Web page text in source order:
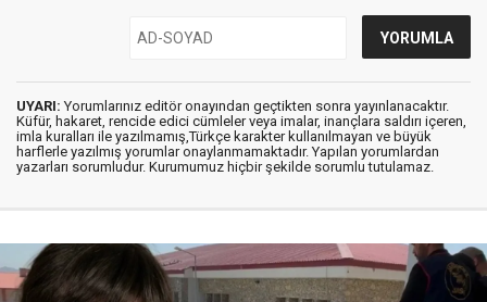
UYARI: Yorumlarınız editör onayından geçtikten sonra yayınlanacaktır.
Küfür, hakaret, rencide edici cümleler veya imalar, inançlara saldırı içeren,
imla kuralları ile yazılmamış,Türkçe karakter kullanılmayan ve büyük
harflerle yazılmış yorumlar onaylanmamaktadır. Yapılan yorumlardan
yazarları sorumludur. Kurumumuz hiçbir şekilde sorumlu tutulamaz.